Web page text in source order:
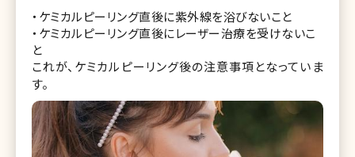
・ケミカルピーリング直後に紫外線を浴びないこと
・ケミカルピーリング直後にレーザー治療を受けないこ
と
これが、ケミカルピーリング後の注意事項となっていま
す。